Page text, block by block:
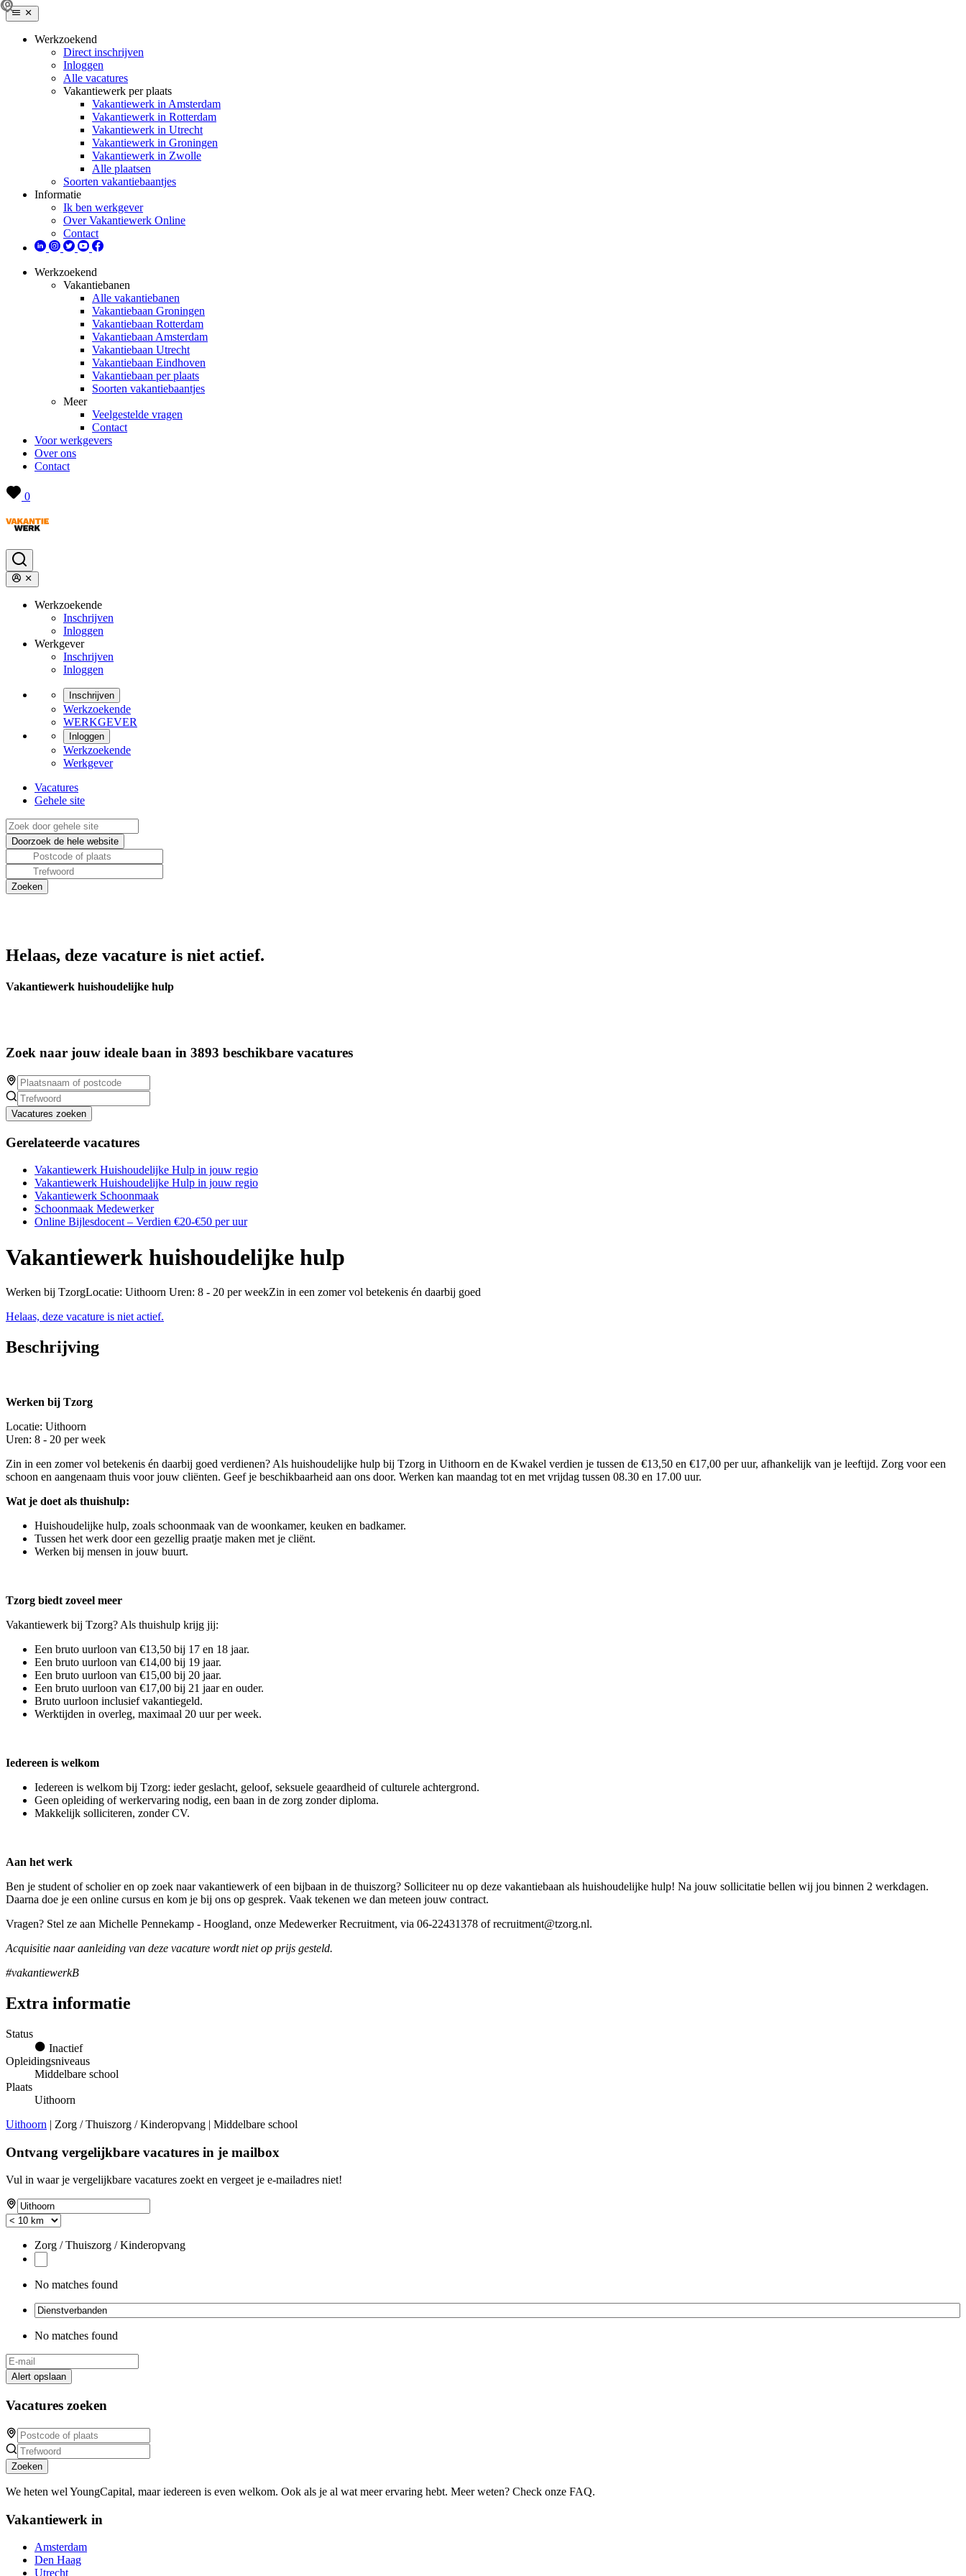
Werkzoekend
Direct inschrijven
Inloggen
Alle vacatures
Vakantiewerk per plaats
Vakantiewerk in Amsterdam
Vakantiewerk in Rotterdam
Vakantiewerk in Utrecht
Vakantiewerk in Groningen
Vakantiewerk in Zwolle
Alle plaatsen
Soorten vakantiebaantjes
Informatie
Ik ben werkgever
Over Vakantiewerk Online
Contact
Werkzoekend
Vakantiebanen
Alle vakantiebanen
Vakantiebaan Groningen
Vakantiebaan Rotterdam
Vakantiebaan Amsterdam
Vakantiebaan Utrecht
Vakantiebaan Eindhoven
Vakantiebaan per plaats
Soorten vakantiebaantjes
Meer
Veelgestelde vragen
Contact
Voor werkgevers
Over ons
Contact
0
Werkzoekende
Inschrijven
Inloggen
Werkgever
Inschrijven
Inloggen
Inschrijven
Werkzoekende
WERKGEVER
Inloggen
Werkzoekende
Werkgever
Vacatures
Gehele site
Helaas, deze vacature is niet actief.
Vakantiewerk huishoudelijke hulp
Zoek naar jouw ideale baan in 3893 beschikbare vacatures
Vacatures zoeken
Gerelateerde vacatures
Vakantiewerk Huishoudelijke Hulp in jouw regio
Vakantiewerk Huishoudelijke Hulp in jouw regio
Vakantiewerk Schoonmaak
Schoonmaak Medewerker
Online Bijlesdocent – Verdien €20-€50 per uur
Vakantiewerk huishoudelijke hulp
Werken bij TzorgLocatie: Uithoorn Uren: 8 - 20 per weekZin in een zomer vol betekenis én daarbij goed
Helaas, deze vacature is niet actief.
Beschrijving
Werken bij Tzorg
Locatie: Uithoorn
Uren: 8 - 20 per week
Zin in een zomer vol betekenis én daarbij goed verdienen? Als huishoudelijke hulp bij Tzorg in Uithoorn en de Kwakel verdien je tussen de €13,50 en €17,00 per uur, afhankelijk van je leeftijd. Zorg voor een
schoon en aangenaam thuis voor jouw cliënten. Geef je beschikbaarheid aan ons door. Werken kan maandag tot en met vrijdag tussen 08.30 en 17.00 uur.
Wat je doet als thuishulp:
Huishoudelijke hulp, zoals schoonmaak van de woonkamer, keuken en badkamer.
Tussen het werk door een gezellig praatje maken met je cliënt.
Werken bij mensen in jouw buurt.
Tzorg biedt zoveel meer
Vakantiewerk bij Tzorg? Als thuishulp krijg jij:
Een bruto uurloon van €13,50 bij 17 en 18 jaar.
Een bruto uurloon van €14,00 bij 19 jaar.
Een bruto uurloon van €15,00 bij 20 jaar.
Een bruto uurloon van €17,00 bij 21 jaar en ouder.
Bruto uurloon inclusief vakantiegeld.
Werktijden in overleg, maximaal 20 uur per week.
Iedereen is welkom
Iedereen is welkom bij Tzorg: ieder geslacht, geloof, seksuele geaardheid of culturele achtergrond.
Geen opleiding of werkervaring nodig, een baan in de zorg zonder diploma.
Makkelijk solliciteren, zonder CV.
Aan het werk
Ben je student of scholier en op zoek naar vakantiewerk of een bijbaan in de thuiszorg? Solliciteer nu op deze vakantiebaan als huishoudelijke hulp! Na jouw sollicitatie bellen wij jou binnen 2 werkdagen.
Daarna doe je een online cursus en kom je bij ons op gesprek. Vaak tekenen we dan meteen jouw contract.
Vragen? Stel ze aan Michelle Pennekamp - Hoogland, onze Medewerker Recruitment, via 06-22431378 of recruitment@tzorg.nl.
Acquisitie naar aanleiding van deze vacature wordt niet op prijs gesteld.
#vakantiewerkB
Extra informatie
Status
Inactief
Opleidingsniveaus
Middelbare school
Plaats
Uithoorn
Uithoorn | Zorg / Thuiszorg / Kinderopvang | Middelbare school
Ontvang vergelijkbare vacatures in je mailbox
Vul in waar je vergelijkbare vacatures zoekt en vergeet je e-mailadres niet!
Zorg / Thuiszorg / Kinderopvang
No matches found
No matches found
Alert opslaan
Vacatures zoeken
Zoeken
We heten wel YoungCapital, maar iedereen is even welkom. Ook als je al wat meer ervaring hebt. Meer weten? Check onze FAQ.
Vakantiewerk in
Amsterdam
Den Haag
Utrecht